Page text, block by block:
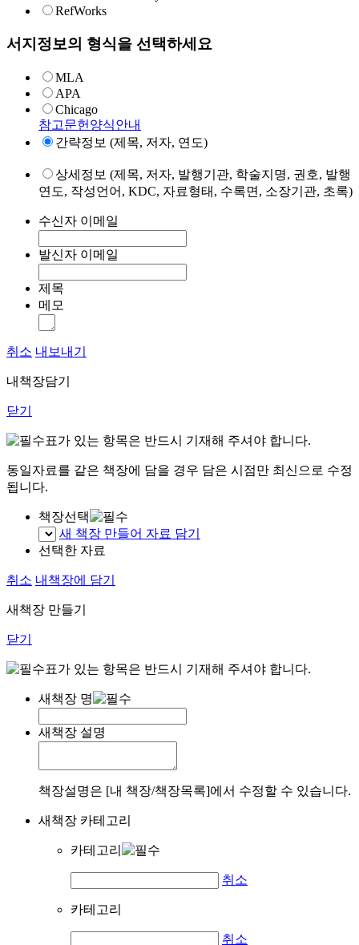
RefWorks
서지정보의 형식을 선택하세요
MLA
APA
Chicago
참고문헌양식안내
간략정보 (제목, 저자, 연도)
상세정보 (제목, 저자, 발행기관, 학술지명, 권호, 발행
연도, 작성언어, KDC, 자료형태, 수록면, 소장기관, 초록)
수신자 이메일
발신자 이메일
제목
메모
취소 내보내기
내책장담기
닫기
표가 있는 항목은 반드시 기재해 주셔야 합니다.
동일자료를 같은 책장에 담을 경우 담은 시점만 최신으로 수정
됩니다.
책장선택
새 책장 만들어 자료 담기
선택한 자료
취소 내책장에 담기
새책장 만들기
닫기
표가 있는 항목은 반드시 기재해 주셔야 합니다.
새책장 명
새책장 설명
책장설명은 [내 책장/책장목록]에서 수정할 수 있습니다.
새책장 카테고리
카테고리
취소
카테고리
취소